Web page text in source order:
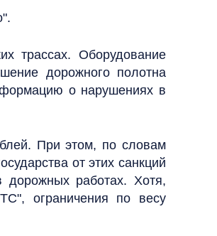
трассах. Оборудование
дорожного полотна
о нарушениях в
При этом, по словам
от этих санкций
дорожных работах. Хотя,
ограничения по весу